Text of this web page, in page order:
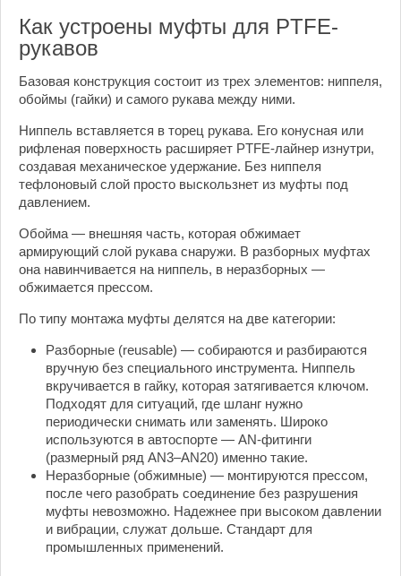
Как устроены муфты для PTFE-
рукавов
Базовая конструкция состоит из трех элементов: ниппеля,
обоймы (гайки) и самого рукава между ними.
Ниппель вставляется в торец рукава. Его конусная или
рифленая поверхность расширяет PTFE-лайнер изнутри,
создавая механическое удержание. Без ниппеля
тефлоновый слой просто выскользнет из муфты под
давлением.
Обойма — внешняя часть, которая обжимает
армирующий слой рукава снаружи. В разборных муфтах
она навинчивается на ниппель, в неразборных —
обжимается прессом.
По типу монтажа муфты делятся на две категории:
Разборные (reusable) — собираются и разбираются
вручную без специального инструмента. Ниппель
вкручивается в гайку, которая затягивается ключом.
Подходят для ситуаций, где шланг нужно
периодически снимать или заменять. Широко
используются в автоспорте — AN-фитинги
(размерный ряд AN3–AN20) именно такие.
Неразборные (обжимные) — монтируются прессом,
после чего разобрать соединение без разрушения
муфты невозможно. Надежнее при высоком давлении
и вибрации, служат дольше. Стандарт для
промышленных применений.